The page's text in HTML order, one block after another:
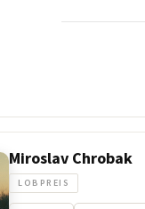
Miroslav Chrobak
LOBPREIS